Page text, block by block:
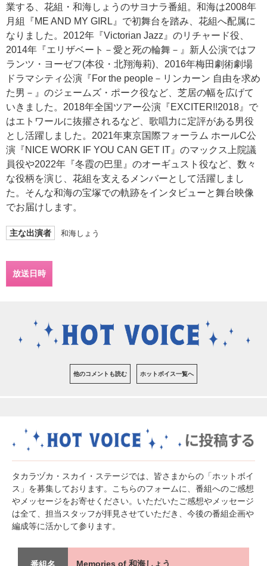
業する、花組・和海しょうのサヨナラ番組。和海は2008年
月組『ME AND MY GIRL』で初舞台を踏み、花組へ配属に
なりました。2012年『Victorian Jazz』のリチャード役、
2014年『エリザベート－愛と死の輪舞－』新人公演ではフ
ランツ・ヨーゼフ(本役・北翔海莉)、2016年梅田劇術劇場
ドラマシティ公演『For the people－リンカーン 自由を求め
た男－』のジェームズ・ポーク役など、芝居の幅を広げて
いきました。2018年全国ツアー公演『EXCITER!!2018』で
はエトワールに抜擢されるなど、歌唱力に定評がある男役
とし活躍しました。2021年東京国際フォーラム ホールC公
演『NICE WORK IF YOU CAN GET IT』のマックス上院議
員役や2022年『冬霞の巴里』のオーギュスト役など、数々
な役柄を演じ、花組を支えるメンバーとして活躍しまし
た。そんな和海の宝塚での軌跡をインタビューと舞台映像
でお届けします。
主な出演者 和海しょう
放送日時
他のコメントも読む ホットボイス一覧へ
タカラヅカ・スカイ・ステージでは、皆さまからの「ホットボイ
ス」を募集しております。こちらのフォームに、番組へのご感想
やメッセージをお寄せください。いただいたご感想やメッセージ
は全て、担当スタッフが拝見させていただき、今後の番組企画や
編成等に活かして参ります。
番組名 Memories of 和海しょう